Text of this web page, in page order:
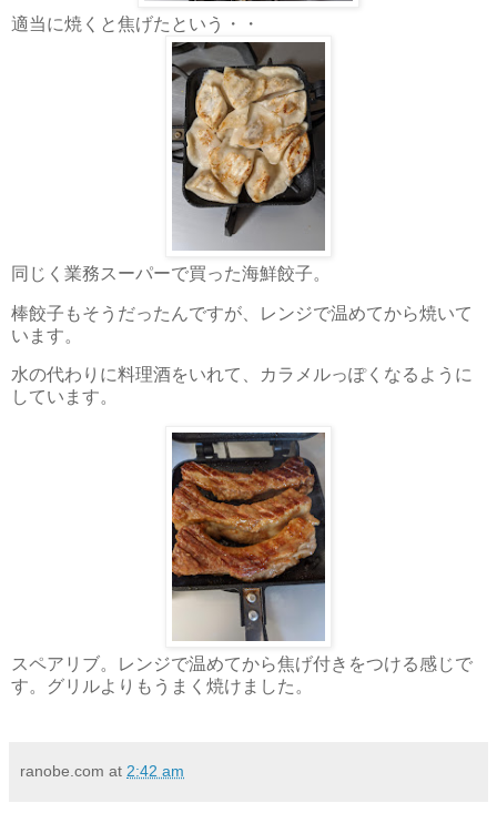
適当に焼くと焦げたという・・
同じく業務スーパーで買った海鮮餃子。
棒餃子もそうだったんですが、レンジで温めてから焼いて
います。
水の代わりに料理酒をいれて、カラメルっぽくなるように
しています。
スペアリブ。レンジで温めてから焦げ付きをつける感じで
す。グリルよりもうまく焼けました。
ranobe.com at 2:42 am